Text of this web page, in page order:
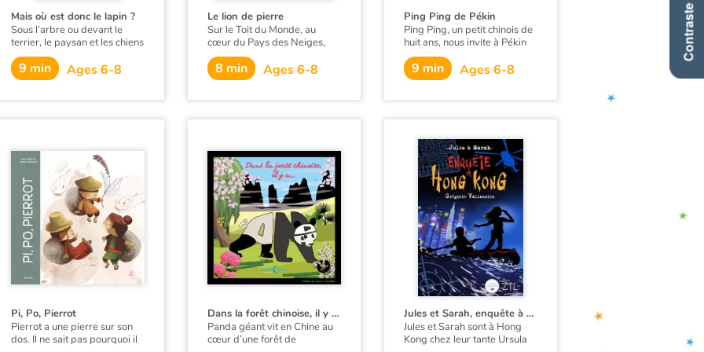
Contraste +
Mais où est donc le lapin ?
Sous l’arbre ou devant le
terrier, le paysan et les chiens
attendent, patiemment. Ils
attendent, ils attendent... Ils
attendent que le lapin leur
9 min Ages 6-8
Le lion de pierre
Sur le Toit du Monde, au
cœur du Pays des Neiges,
vivait autrefois une famille de
paysans. Dorje, le frère aîné,
hébergeait chez lui son cadet.
8 min Ages 6-8
Ping Ping de Pékin
Ping Ping, un petit chinois de
huit ans, nous invite à Pékin
pour découvrir son petit
monde : sa maison, son
quartier, ses copains, son
nous propose de fêter le
Nouvel An chinois dans sa
famille ! À la fin de l’album,
apprenez quelques phrases
et mots en chinois grâce au
lexique bilingue de Ping Ping
9 min Ages 6-8
Pi, Po, Pierrot
Pierrot a une pierre sur son
dos. Il ne sait pas pourquoi il
Dans la forêt chinoise, il y a... Panda
Panda géant vit en Chine au
cœur d’une forêt de
Jules et Sarah, enquête à Hong Kong
Jules et Sarah sont à Hong
Kong chez leur tante Ursula